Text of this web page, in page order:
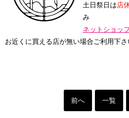
土日祭日は店
み
ネットショッ
お近くに買える店が無い場合ご利用下さ
前へ 一覧